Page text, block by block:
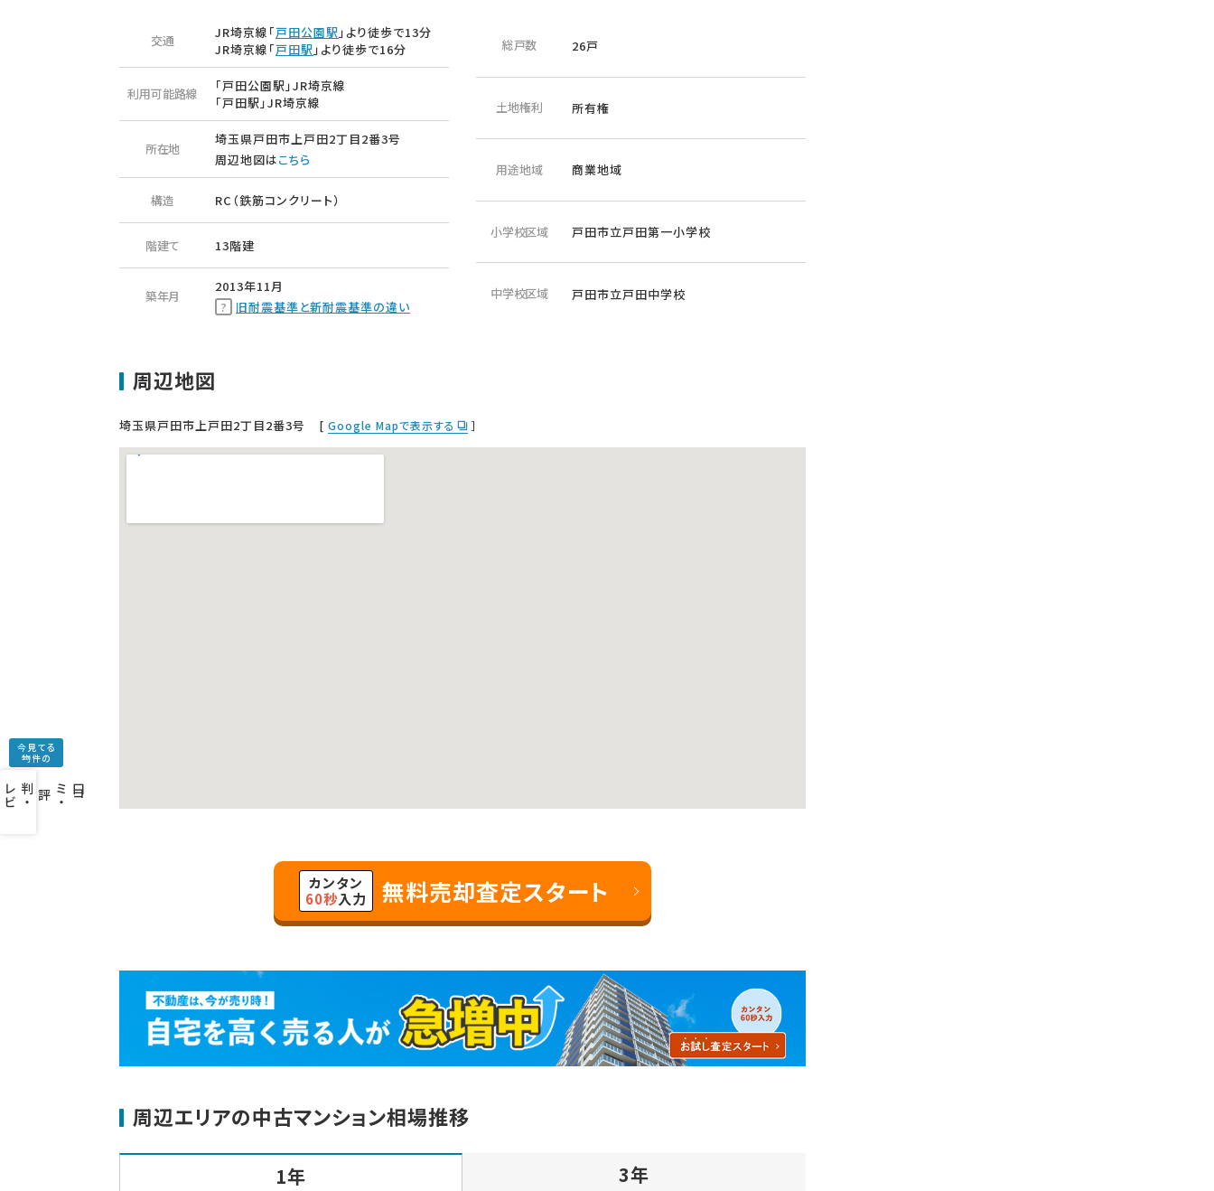
今見てる
物件の
口
コ
ミ
・
評 判
・
レ
ビ
ュ
ー
を
み
交通 JR埼京線「戸田公園駅 」より徒歩で13分
JR埼京線「戸田駅 」より徒歩で16分
利用可能路線
「戸田公園駅」JR埼京線
「戸田駅」JR埼京線
所在地
埼玉県戸田市上戸田2丁目2番3号
周辺地図はこちら
構造 RC（鉄筋コンクリート）
階建て 13階建
築年月
2013年11月
旧耐震基準と新耐震基準の違い
総戸数 26戸
土地権利 所有権
用途地域 商業地域
小学校区域 戸田市立戸田第一小学校
中学校区域 戸田市立戸田中学校
周辺地図
埼玉県戸田市上戸田2丁目2番3号 [ Google Mapで表示する ］
カンタン
60秒入力 無料売却査定スタート
周辺エリアの中古マンション相場推移
1年 3年